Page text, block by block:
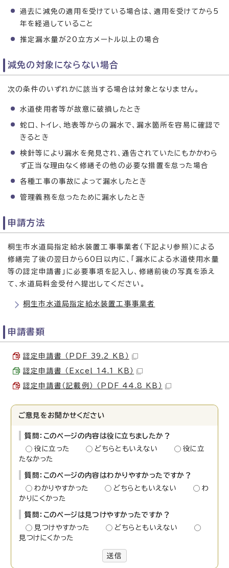
過去に減免の適用を受けている場合は、適用を受けてから5
年を経過していること
推定漏水量が20立方メートル以上の場合
減免の対象にならない場合
次の条件のいずれかに該当する場合は対象となりません。
水道使用者等が故意に破損したとき
蛇口、トイレ、地表等からの漏水で、漏水箇所を容易に確認で
きるとき
検針等により漏水を発見され、通告されていたにもかかわら
ず正当な理由なく修繕その他の必要な措置を怠った場合
各種工事の事故によって漏水したとき
管理義務を怠ったために漏水したとき
申請方法
桐生市水道局指定給水装置工事事業者（下記より参照）による
修繕完了後の翌日から60日以内に、「漏水による水道使用水量
等の認定申請書」に必要事項を記入し、修繕前後の写真を添え
て、水道局料金受付へ提出してください。
桐生市水道局指定給水装置工事事業者
申請書類
認定申請書 （PDF 39.2 KB）
認定申請書 （Excel 14.1 KB）
認定申請書（記載例） （PDF 44.8 KB）
ご意見をお聞かせください
質問：このページの内容は役に立ちましたか？
役に立った
どちらともいえない
役に立
たなかった
質問：このページの内容はわかりやすかったですか？
わかりやすかった
どちらともいえない
わ
かりにくかった
質問：このページは見つけやすかったですか？
見つけやすかった
どちらともいえない
見つけにくかった
送信